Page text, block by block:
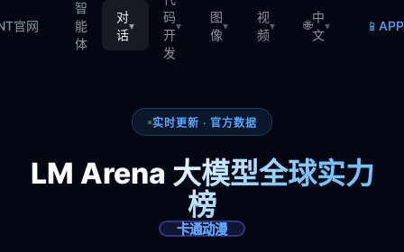
官网
智
能
体
对
话
▾
码
开
发
▾
图
像
▾
视
频
▾ 🌐
中
文
▾ 📱
实时更新 · 官方数据
LM Arena 大模型全球实力
榜
卡通动漫